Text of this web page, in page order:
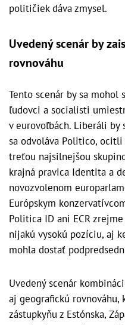
političiek dáva zmysel.
Uvedený scenár by
rovnováhu
Tento scenár by sa mohol
ľudovci a socialisti
v eurovoľbách. Liberáli by
sa odvoláva Politico,
treťou najsilnejšou
krajná pravica Identita a
novozvolenom
Európskym
Politica ID ani ECR
nijakú vysokú pozíciu, aj
mohla dostať
Uvedený scenár
aj geografickú rovnováhu,
zástupkyňu z Estónska,